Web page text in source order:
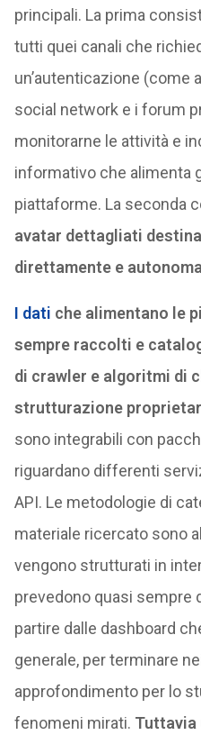
principali. La prima
tutti quei canali che
un’autenticazione (come
social network e i forum
monitorarne le attività e
informativo che alimenta
piattaforme. La seconda
avatar dettagliati
direttamente e
I dati che alimentano le
sempre raccolti e
di crawler e algoritmi di
strutturazione
sono integrabili con
riguardano differenti
API. Le metodologie di
materiale ricercato sono
vengono strutturati in
prevedono quasi sempre
partire dalle dashboard
generale, per terminare
approfondimento per lo
fenomeni mirati. Tuttavia